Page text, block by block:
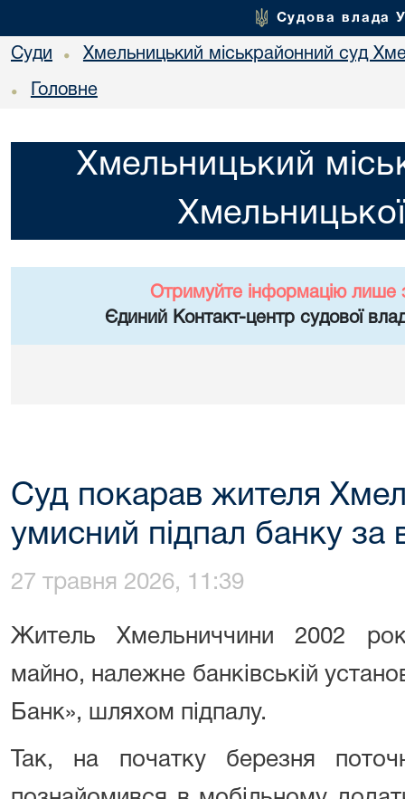
Судова влада
Суди • Хмельницький міськрайонний суд
• Головне
Хмельницький
Отримуйте інформацію лише
Єдиний Контакт-центр судової
Суд покарав жителя
умисний підпал банку за
27 травня 2026, 11:39
Житель Хмельниччини2002
майно, належне банківській
Банк», шляхом підпалу.
Так, на початку березня